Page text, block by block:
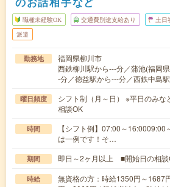
職種未経験OK 交通費別途支給あり 土日
派遣
勤務地
福岡県柳川市
西鉄柳川駅から---分／蒲池(福岡
-分／徳益駅から---分／西鉄中島
曜日頻度
シフト制（月～日） ※平日のみな
相談OK
時間
【シフト例】07:00～
は一例です！そ…
期間 即日～2ヶ月以上 ■開始日の相談
時給
無資格の方：時給1350円～1687